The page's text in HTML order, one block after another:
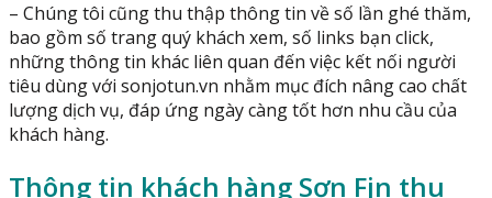
– Chúng tôi cũng thu thập thông tin về số lần ghé thăm,
bao gồm số trang quý khách xem, số links bạn click,
những thông tin khác liên quan đến việc kết nối người
tiêu dùng với sonjotun.vn nhằm mục đích nâng cao chất
lượng dịch vụ, đáp ứng ngày càng tốt hơn nhu cầu của
khách hàng.
Thông tin khách hàng Sơn Fjn thu